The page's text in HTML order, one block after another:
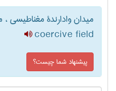
میدان وادارندۀ مغناطیسی
coercive field
پیشنهاد شما چیست؟